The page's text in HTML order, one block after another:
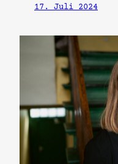
17. Juli 2024